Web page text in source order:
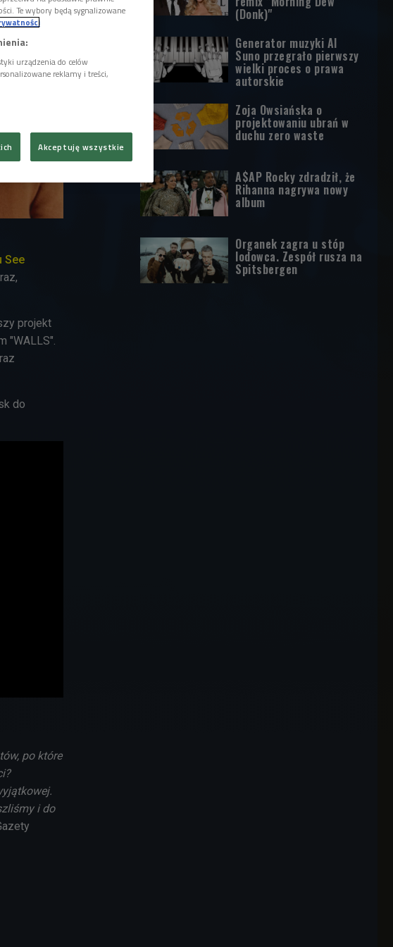
See
projekt
"WALLS".
do
po które
i do
(Donk)"
Generator muzyki AI
Suno przegrało pierwszy
wielki proces o prawa
autorskie
Zoja Owsiańska o
projektowaniu ubrań w
duchu zero waste
A$AP Rocky zdradził, że
Rihanna nagrywa nowy
album
Organek zagra u stóp
lodowca. Zespół rusza na
Spitsbergen
Te wybory będą sygnalizowane
urządzenia do celów
reklamy i treści,
Akceptuję wszystkie